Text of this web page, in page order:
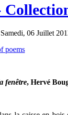
06 Juillet
fenêtre, Hervé